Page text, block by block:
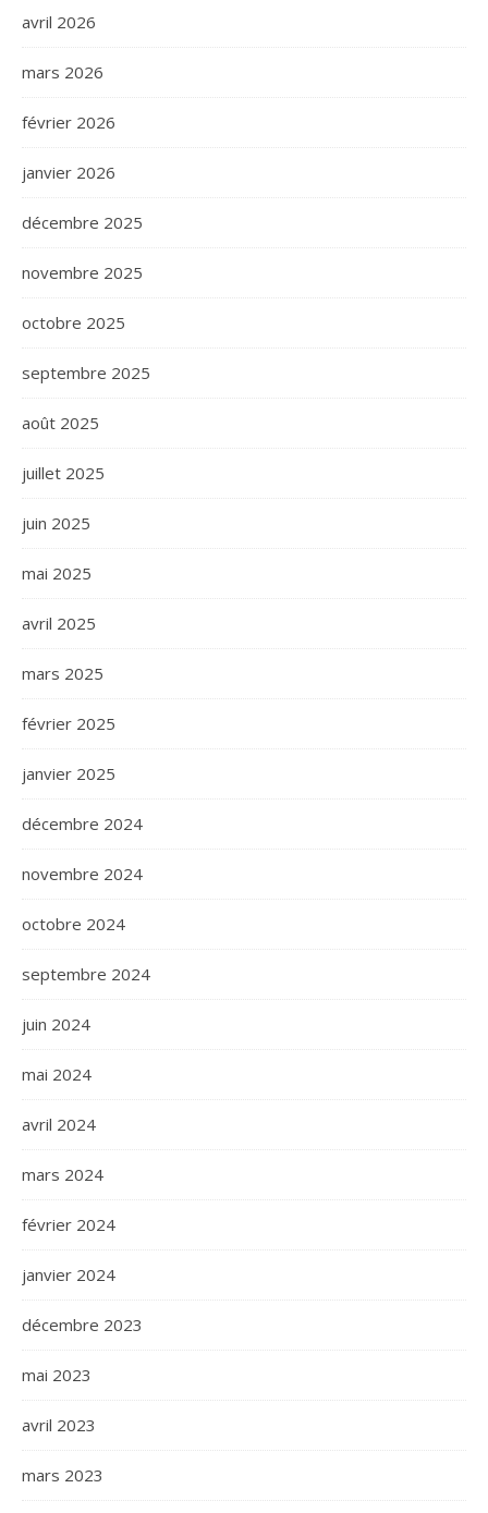
avril 2026
mars 2026
février 2026
janvier 2026
décembre 2025
novembre 2025
octobre 2025
septembre 2025
août 2025
juillet 2025
juin 2025
mai 2025
avril 2025
mars 2025
février 2025
janvier 2025
décembre 2024
novembre 2024
octobre 2024
septembre 2024
juin 2024
mai 2024
avril 2024
mars 2024
février 2024
janvier 2024
décembre 2023
mai 2023
avril 2023
mars 2023